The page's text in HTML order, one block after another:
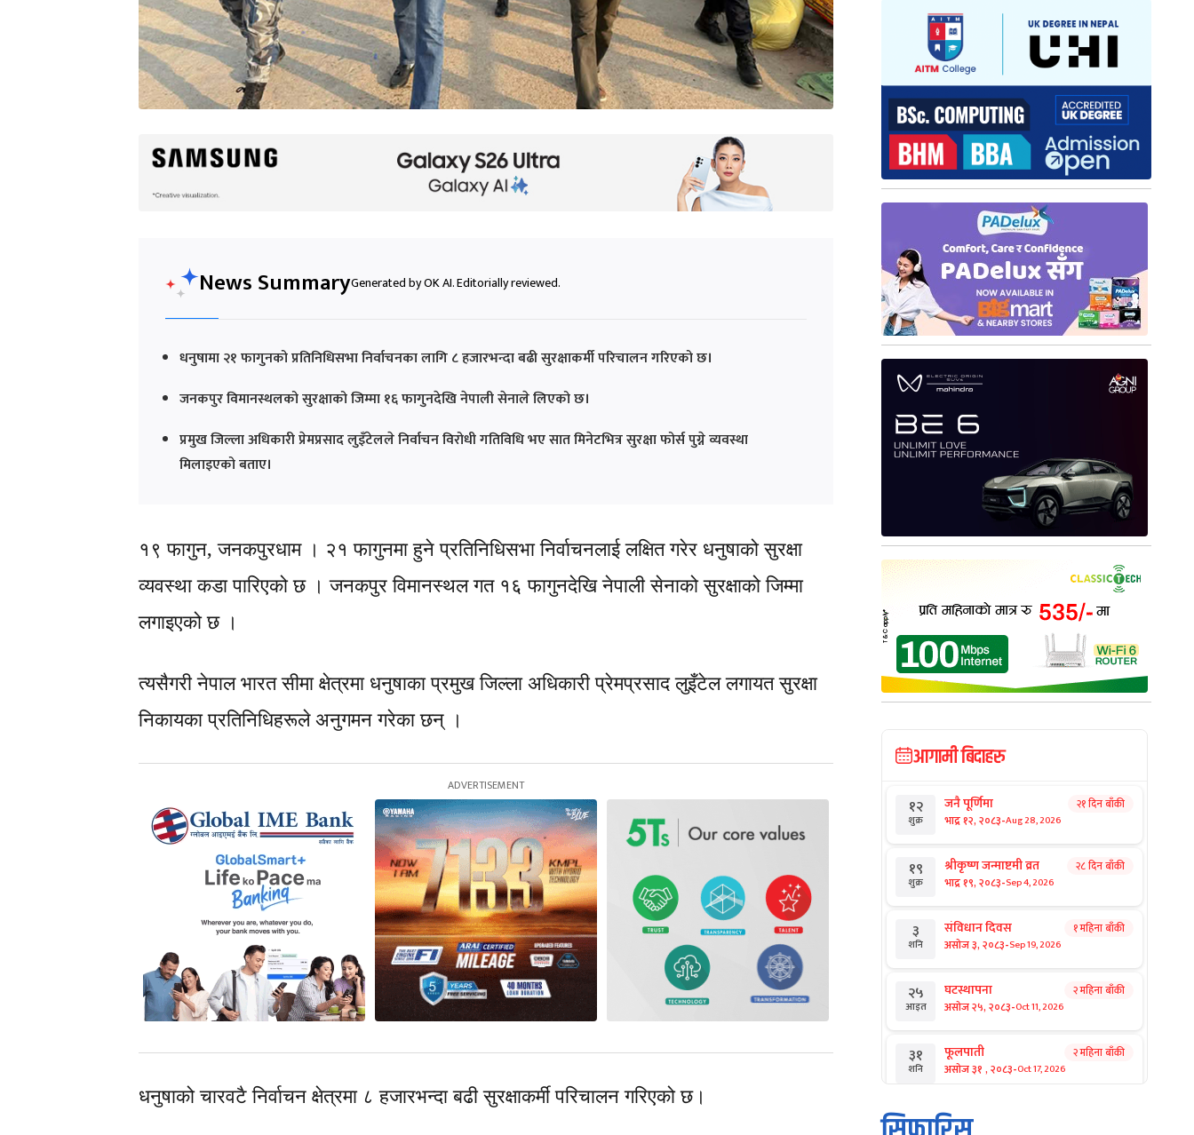
News SummaryGenerated by OK AI. Editorially reviewed.
धनुषामा २१ फागुनको प्रतिनिधिसभा निर्वाचनका लागि ८ हजारभन्दा बढी सुरक्षाकर्मी परिचालन गरिएको छ।
जनकपुर विमानस्थलको सुरक्षाको जिम्मा १६ फागुनदेखि नेपाली सेनाले लिएको छ।
प्रमुख जिल्ला अधिकारी प्रेमप्रसाद लुइँटेलले निर्वाचन विरोधी गतिविधि भए सात मिनेटभित्र सुरक्षा फोर्स पुग्ने व्यवस्था
मिलाइएको बताए।
१९ फागुन, जनकपुरधाम । २१ फागुनमा हुने प्रतिनिधिसभा निर्वाचनलाई लक्षित गरेर धनुषाको सुरक्षा
व्यवस्था कडा पारिएको छ । जनकपुर विमानस्थल गत १६ फागुनदेखि नेपाली सेनाको सुरक्षाको जिम्मा
लगाइएको छ ।
त्यसैगरी नेपाल भारत सीमा क्षेत्रमा धनुषाका प्रमुख जिल्ला अधिकारी प्रेमप्रसाद लुइँटेल लगायत सुरक्षा
निकायका प्रतिनिधिहरूले अनुगमन गरेका छन् ।
धनुषाको चारवटै निर्वाचन क्षेत्रमा ८ हजारभन्दा बढी सुरक्षाकर्मी परिचालन गरिएको छ।
आगामी बिदाहरु
१२
शुक्र
जनै पूर्णिमा
भाद्र १२, २०८३-Aug 28, 2026
२१ दिन बाँकी
१९
शुक्र
श्रीकृष्ण जन्माष्टमी व्रत
भाद्र १९, २०८३-Sep 4, 2026
२८ दिन बाँकी
३
शनि
संविधान दिवस
असोज ३, २०८३-Sep 19, 2026
१ महिना बाँकी
२५
आइत
घटस्थापना
असोज २५, २०८३-Oct 11, 2026
२ महिना बाँकी
३१
शनि
फूलपाती
असोज ३१ , २०८३-Oct 17, 2026
२ महिना बाँकी
१ कार्तिक सङ्क्रान्ति